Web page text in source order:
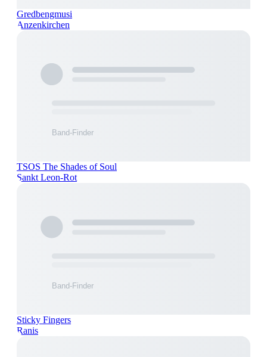
Gredbengmusi
Anzenkirchen
TSOS The Shades of Soul
Sankt Leon-Rot
Sticky Fingers
Ranis